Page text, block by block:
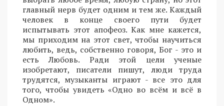
главный нерв будет одним и тем же. Каждый
человек в конце своего пути будет
испытывать этот апофеоз. Как мне кажется,
мы приходим на этот свет, чтобы научиться
любить, ведь, собственно говоря, Бог - это и
есть Любовь. Ради этой цели ученые
изобретают, писатели пишут, люди труда
трудятся, музыканты играют - все это для
того, чтобы увидеть «Одно во всём и всё в
Одном».